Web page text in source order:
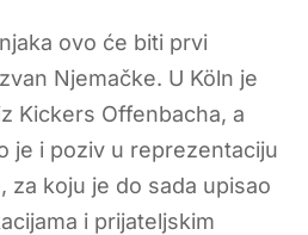
ovo će biti prvi
Njemačke. U Köln je
Kickers Offenbacha, a
je i poziv u reprezentaciju
za koju je do sada upisao
i prijateljskim